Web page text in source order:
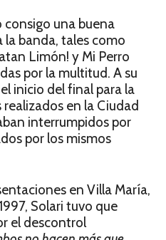
consigo una buena
banda, tales como
Limón! y Mi Perro
por la multitud. A su
inicio del final para la
en la Ciudad
interrumpidos por
por los mismos
en Villa María,
Solari tuvo que
el descontrol